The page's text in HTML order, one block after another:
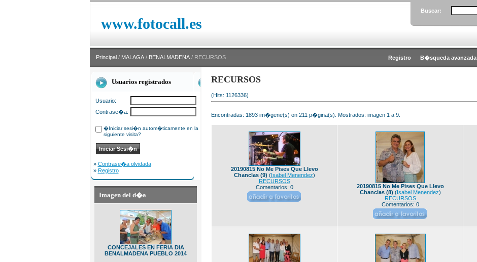
www.fotocall.es
Buscar:
Principal / MALAGA / BENALMADENA / RECURSOS Registro B�squeda avanzada
Usuarios registrados
Usuario:
Contrase�a:
�Iniciar sesi�n autom�ticamente en la
siguiente visita?
» Contrase�a olvidada
» Registro
Imagen del d�a
CONCEJALES EN FERIA DIA
BENALMADENA PUEBLO 2014
RECURSOS
(Hits: 1126336)
Encontradas: 1893 im�gene(s) on 211 p�gina(s). Mostrados: imagen 1 a 9.
20190815 No Me Pises Que Llevo
Chanclas (9) (Isabel Menendez)
RECURSOS
Comentarios: 0
20190815 No Me Pises Que Llevo
Chanclas (8) (Isabel Menendez)
RECURSOS
Comentarios: 0